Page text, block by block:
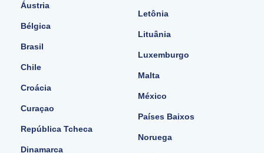
Áustria
Bélgica
Brasil
Chile
Croácia
Curaçao
República Tcheca
Dinamarca
Letônia
Lituânia
Luxemburgo
Malta
México
Países Baixos
Noruega